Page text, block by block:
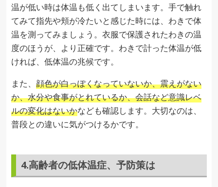
温が低い時は体温も低く出てしまいます。手で触れ
てみて指先や頬が冷たいと感じた時には、わきで体
温を測ってみましょう。衣服で保護されたわきの温
度のほうが、より正確です。わきで計った体温が低
ければ、低体温の兆候です。
また、顔色が白っぽくなっていないか、震えがない
か、水分や食事がとれているか、会話など意識レベ
ルの変化はないかなども確認します。大切なのは、
普段との違いに気がつけるかです。
4.高齢者の低体温症、予防策は